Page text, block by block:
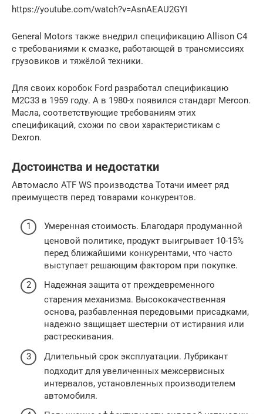
https://youtube.com/watch?v=AsnAEAU2GYI
General Motors также внедрил спецификацию Allison С4
с требованиями к смазке, работающей в трансмиссиях
грузовиков и тяжёлой техники.
Для своих коробок Ford разработал спецификацию
М2С33 в 1959 году. А в 1980-х появился стандарт Mercon.
Масла, соответствующие требованиям этих
спецификаций, схожи по свои характеристикам с
Dexron.
Достоинства и недостатки
Автомасло ATF WS производства Тотачи имеет ряд
преимуществ перед товарами конкурентов.
Умеренная стоимость. Благодаря продуманной
ценовой политике, продукт выигрывает 10-15%
перед ближайшими конкурентами, что часто
выступает решающим фактором при покупке.
Надежная защита от преждевременного
старения механизма. Высококачественная
основа, разбавленная передовыми присадками,
надежно защищает шестерни от истирания или
растрескивания.
Длительный срок эксплуатации. Лубрикант
подходит для увеличенных межсервисных
интервалов, установленных производителем
автомобиля.